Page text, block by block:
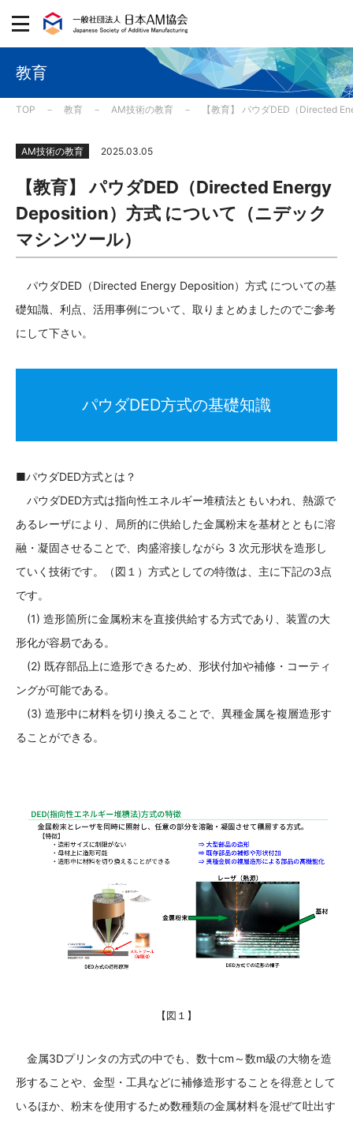
教育
TOP 教育 AM技術の教育 【教育】 パウダDED（Directed
AM技術の教育 2025.03.05
【教育】 パウダDED（Directed Energy
Deposition）方式 について（ニデック
マシンツール）
パウダDED（Directed Energy Deposition）方式 についての基
礎知識、利点、活用事例について、取りまとめましたのでご参考
にして下さい。
パウダDED方式の基礎知識
■パウダDED方式とは？
パウダDED方式は指向性エネルギー堆積法ともいわれ、熱源で
あるレーザにより、局所的に供給した金属粉末を基材とともに溶
融・凝固させることで、肉盛溶接しながら 3 次元形状を造形し
ていく技術です。（図１）方式としての特徴は、主に下記の3点
です。
(1) 造形箇所に金属粉末を直接供給する方式であり、装置の大
形化が容易である。
(2) 既存部品上に造形できるため、形状付加や補修・コーティ
ングが可能である。
(3) 造形中に材料を切り換えることで、異種金属を複層造形す
ることができる。
【図１】
金属3Dプリンタの方式の中でも、数十cm～数m級の大物を造
形することや、金型・工具などに補修造形することを得意として
いるほか、粉末を使用するため数種類の金属材料を混ぜて吐出す